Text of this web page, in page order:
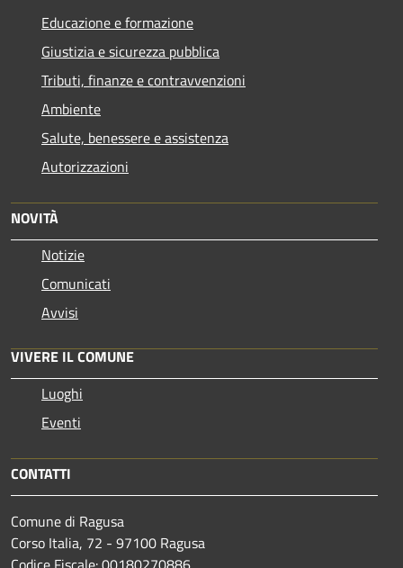
Educazione e formazione
Giustizia e sicurezza pubblica
Tributi, finanze e contravvenzioni
Ambiente
Salute, benessere e assistenza
Autorizzazioni
NOVITÀ
Notizie
Comunicati
Avvisi
VIVERE IL COMUNE
Luoghi
Eventi
CONTATTI
Comune di Ragusa
Corso Italia, 72 - 97100 Ragusa